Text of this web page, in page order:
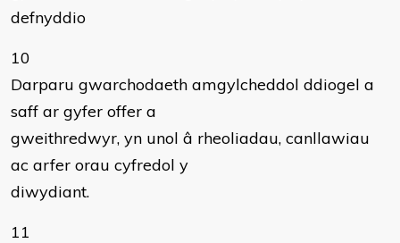
defnyddio
10
Darparu gwarchodaeth amgylcheddol ddiogel a
saff ar gyfer offer a
gweithredwyr, yn unol â rheoliadau, canllawiau
ac arfer orau cyfredol y
diwydiant.
11